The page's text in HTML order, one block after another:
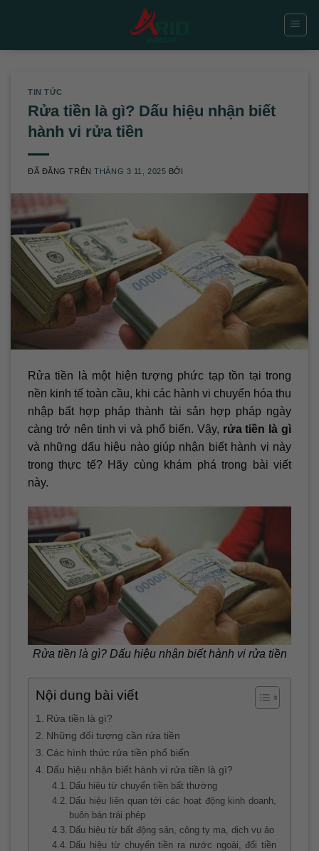
TIN TỨC
Rửa tiền là gì? Dấu hiệu nhận biết
hành vi rửa tiền
ĐÃ ĐĂNG TRÊNTHÁNG 3 11, 2025 BỞI
Rửa tiền là một hiện tượng phức tạp tồn tại trong
nền kinh tế toàn cầu, khi các hành vi chuyển hóa thu
nhập bất hợp pháp thành tài sản hợp pháp ngày
càng trở nên tinh vi và phổ biến. Vậy, rửa tiền là gì
và những dấu hiệu nào giúp nhận biết hành vi này
trong thực tế? Hãy cùng khám phá trong bài viết
này.
Rửa tiền là gì? Dấu hiệu nhận biết hành vi rửa tiền
Nội dung bài viết
Rửa tiền là gì?
Những đối tượng cần rửa tiền
Các hình thức rửa tiền phổ biến
Dấu hiệu nhận biết hành vi rửa tiền là gì?
Dấu hiệu từ chuyển tiền bất thường
Dấu hiệu liên quan tới các hoạt động kinh doanh,
buôn bán trái phép
Dấu hiệu từ bất động sản, công ty ma, dịch vụ ảo
Dấu hiệu từ chuyển tiền ra nước ngoài, đổi tiền